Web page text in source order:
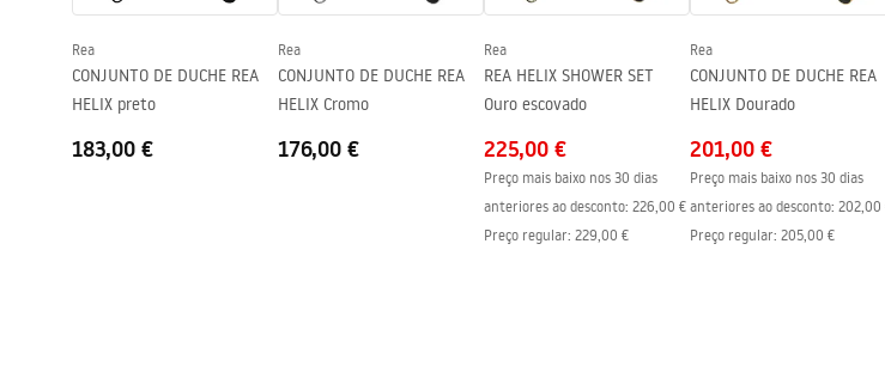
Garantia
24 meses
Revestimento Fácil e Limpo
Sim, num dos lados do vidro
Rea
CONJUNTO DE DUCHE REA
HELIX preto
183,00 €
Rea
CONJUNTO DE DUCHE REA
HELIX Cromo
176,00 €
Rea
REA HELIX SHOWER SET
Ouro escovado
225,00 €
Preço mais baixo nos 30 dias
anteriores ao desconto: 226,00 €
Preço regular: 229,00 €
Rea
CONJUNTO DE DUCHE REA
HELIX Dourado
201,00 €
Preço mais baixo nos 30 dias
anteriores ao desconto: 202,00
Preço regular: 205,00 €